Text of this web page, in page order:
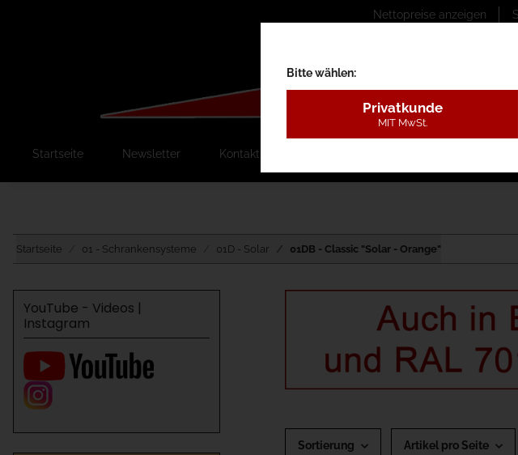
Nettopreise anzeigen
Startseite Newsletter Kontakt
Startseite 01 - Schrankensysteme 01D - Solar 01DB - Classic "Solar - Orange"
Sortierung Artikel pro Seite
YouTube - Videos |
Instagram
Bitte wählen:
Privatkunde
MIT MwSt.